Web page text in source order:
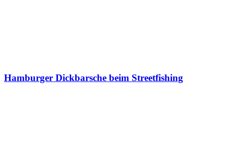
Hamburger Dickbarsche beim Streetfishing